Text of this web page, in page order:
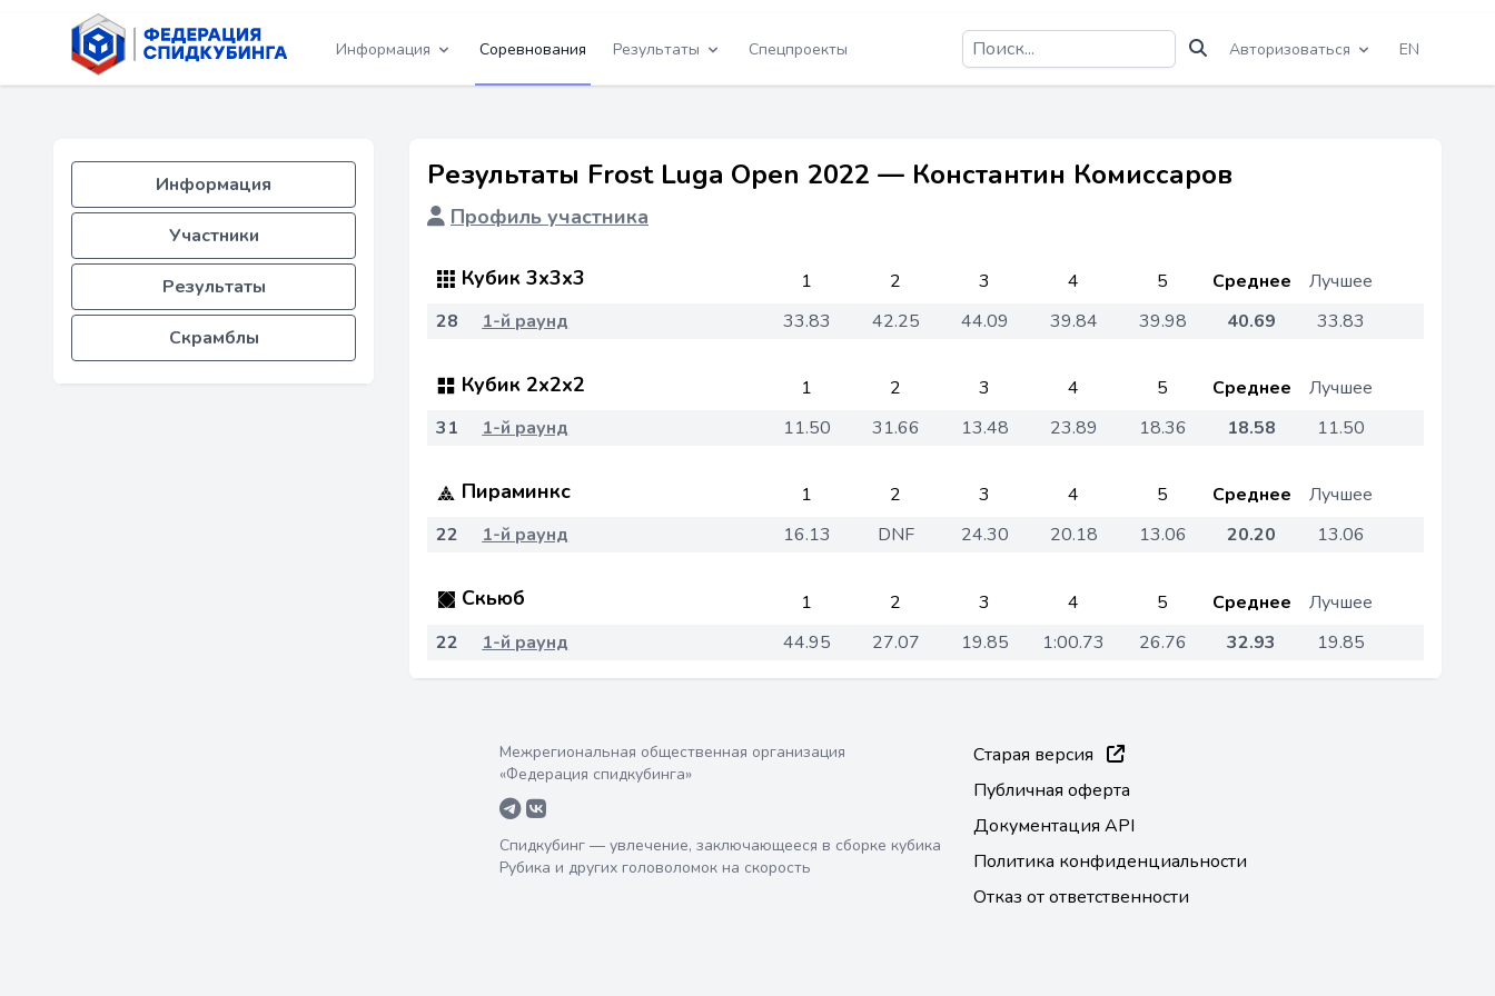
Информация Соревнования Результаты Спецпроекты Авторизоваться EN
Информация
Участники
Результаты
Скрамблы
Результаты Frost Luga Open 2022 — Константин Комиссаров
Профиль участника
Кубик 3x3x3 1 2 3 4 5 Среднее
Лучшее
28
1-й раунд 33.83 42.25 44.09 39.84 39.98 40.69 33.83
Кубик 2x2x2 1 2 3 4 5 Среднее
Лучшее
31
1-й раунд 11.50 31.66 13.48 23.89 18.36 18.58 11.50
Пираминкс 1 2 3 4 5 Среднее
Лучшее
22
1-й раунд 16.13 DNF 24.30 20.18 13.06 20.20 13.06
Скьюб 1 2 3 4 5 Среднее
Лучшее
22
1-й раунд 44.95 27.07 19.85 1:00.73 26.76 32.93 19.85
Межрегиональная общественная организация
«Федерация спидкубинга»
Спидкубинг — увлечение, заключающееся в сборке кубика
Рубика и других головоломок на скорость
Старая версия
Публичная оферта
Документация API
Политика конфиденциальности
Отказ от ответственности